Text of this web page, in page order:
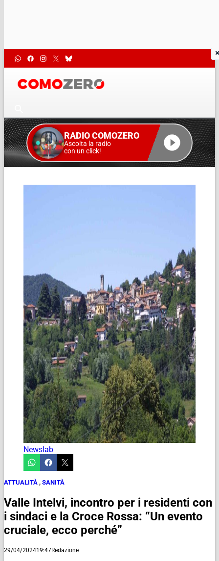
RADIO COMOZERO
Ascolta la radio
con un click!
Newslab
ATTUALITÀ , SANITÀ
Valle Intelvi, incontro per i residenti con
i sindaci e la Croce Rossa: “Un evento
cruciale, ecco perché”
29/04/202419:47Redazione